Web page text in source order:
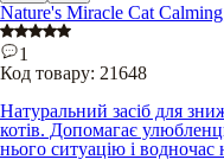
Nature's Miracle Cat
1
Код товару: 21648
Натуральний засіб для
котів. Допомагає
нього ситуацію і водночас